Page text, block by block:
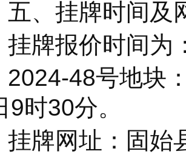
挂牌时间及
报价时间为
48号地块：
9时30分。
网址：固始